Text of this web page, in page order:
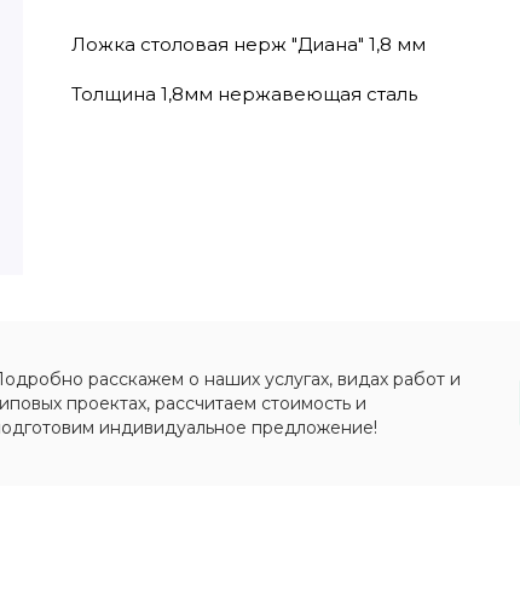
Ложка столовая нерж "Диана" 1,8 мм
Толщина 1,8мм нержавеющая сталь
расскажем о наших услугах, видах работ и
проектах, рассчитаем стоимость и
индивидуальное предложение!